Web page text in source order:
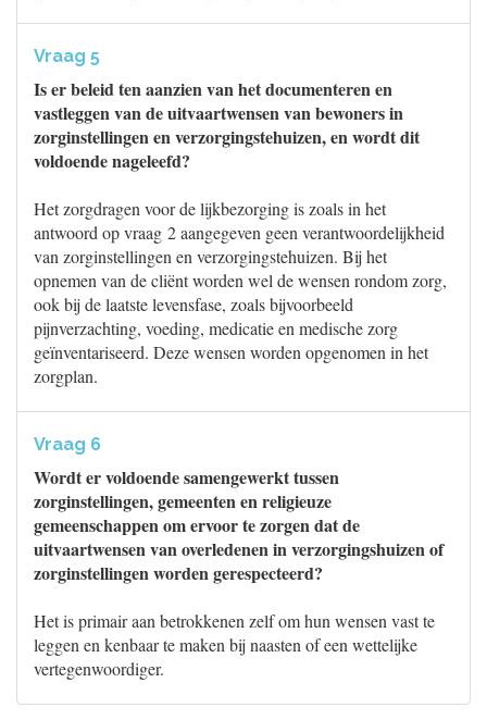
Vraag 5
Is er beleid ten aanzien van het documenteren en
vastleggen van de uitvaartwensen van bewoners in
zorginstellingen en verzorgingstehuizen, en wordt dit
voldoende nageleefd?
Het zorgdragen voor de lijkbezorging is zoals in het
antwoord op vraag 2 aangegeven geen verantwoordelijkheid
van zorginstellingen en verzorgingstehuizen. Bij het
opnemen van de cliënt worden wel de wensen rondom zorg,
ook bij de laatste levensfase, zoals bijvoorbeeld
pijnverzachting, voeding, medicatie en medische zorg
geïnventariseerd. Deze wensen worden opgenomen in het
zorgplan.
Vraag 6
Wordt er voldoende samengewerkt tussen
zorginstellingen, gemeenten en religieuze
gemeenschappen om ervoor te zorgen dat de
uitvaartwensen van overledenen in verzorgingshuizen of
zorginstellingen worden gerespecteerd?
Het is primair aan betrokkenen zelf om hun wensen vast te
leggen en kenbaar te maken bij naasten of een wettelijke
vertegenwoordiger.